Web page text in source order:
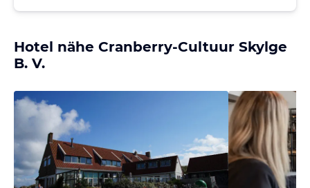
Hotel nähe Cranberry-Cultuur Skylge
B. V.